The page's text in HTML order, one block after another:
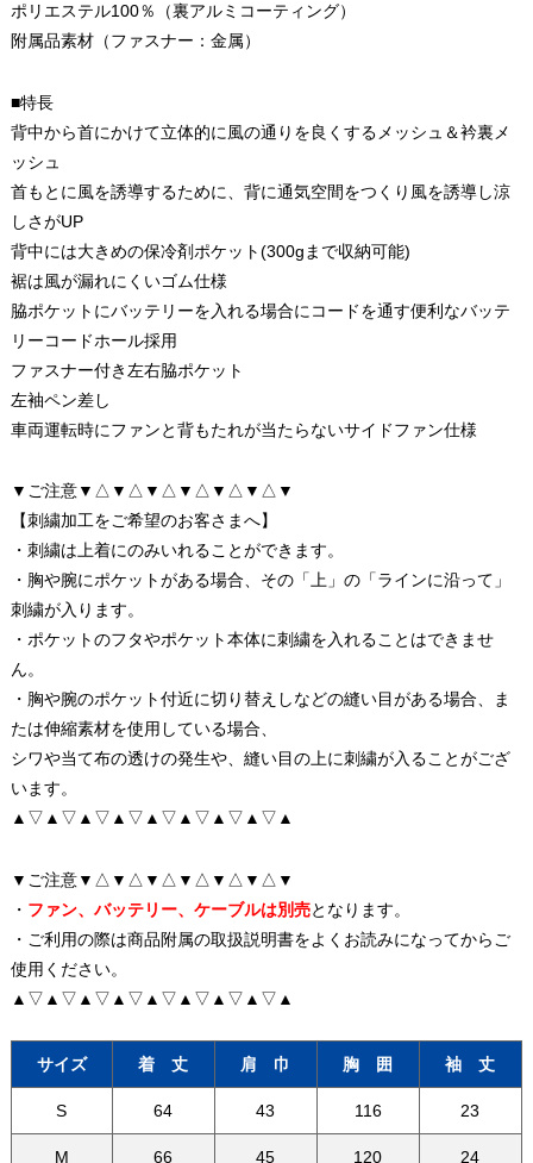
ポリエステル100％（裏アルミコーティング）
附属品素材（ファスナー：金属）
■特長
背中から首にかけて立体的に風の通りを良くするメッシュ＆衿裏メ
ッシュ
首もとに風を誘導するために、背に通気空間をつくり風を誘導し涼
しさがUP
背中には大きめの保冷剤ポケット(300gまで収納可能)
裾は風が漏れにくいゴム仕様
脇ポケットにバッテリーを入れる場合にコードを通す便利なバッテ
リーコードホール採用
ファスナー付き左右脇ポケット
左袖ペン差し
車両運転時にファンと背もたれが当たらないサイドファン仕様
▼ご注意▼△▼△▼△▼△▼△▼△▼
【刺繍加工をご希望のお客さまへ】
・刺繍は上着にのみいれることができます。
・胸や腕にポケットがある場合、その「上」の「ラインに沿って」
刺繍が入ります。
・ポケットのフタやポケット本体に刺繍を入れることはできませ
ん。
・胸や腕のポケット付近に切り替えしなどの縫い目がある場合、ま
たは伸縮素材を使用している場合、
シワや当て布の透けの発生や、縫い目の上に刺繍が入ることがござ
います。
▲▽▲▽▲▽▲▽▲▽▲▽▲▽▲▽▲
▼ご注意▼△▼△▼△▼△▼△▼△▼
・ ファン、バッテリー、ケーブルは別売となります。
・ご利用の際は商品附属の取扱説明書をよくお読みになってからご
使用ください。
▲▽▲▽▲▽▲▽▲▽▲▽▲▽▲▽▲
サイズ 着 丈 肩 巾 胸 囲 袖 丈
S 64 43 116 23
M 66 45 120 24